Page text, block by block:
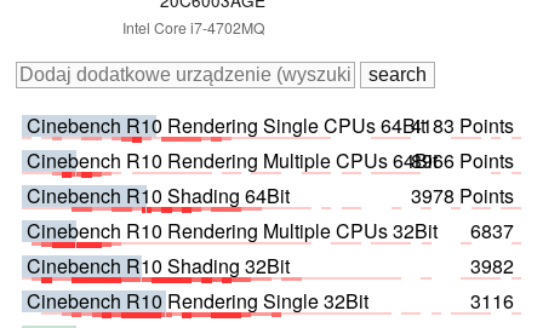
Intel Core i7-4702MQ
Cinebench R10 Rendering Single CPUs 64Bit4183 Points
Cinebench R10 Rendering Multiple CPUs 64Bit8966 Points
Cinebench R10 Shading 64Bit
3978 Points
Cinebench R10 Rendering Multiple CPUs 32Bit
6837
Cinebench R10 Shading 32Bit
3982
Cinebench R10 Rendering Single 32Bit
3116